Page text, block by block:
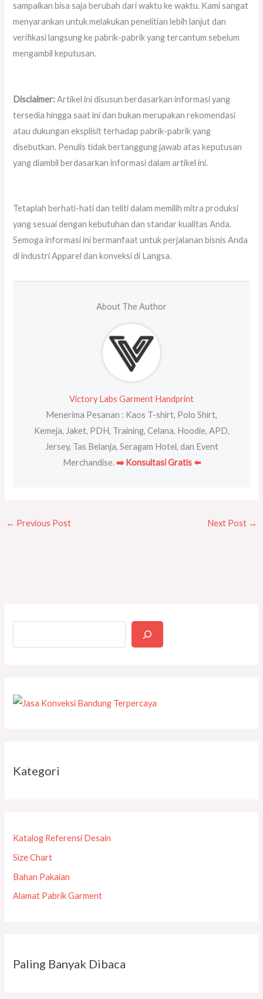
sampaikan bisa saja berubah dari waktu ke waktu. Kami sangat
menyarankan untuk melakukan penelitian lebih lanjut dan
verifikasi langsung ke pabrik-pabrik yang tercantum sebelum
mengambil keputusan.
Disclaimer:Artikel ini disusun berdasarkan informasi yang
tersedia hingga saat ini dan bukan merupakan rekomendasi
atau dukungan eksplisit terhadap pabrik-pabrik yang
disebutkan. Penulis tidak bertanggung jawab atas keputusan
yang diambil berdasarkan informasi dalam artikel ini.
Tetaplah berhati-hati dan teliti dalam memilih mitra produksi
yang sesuai dengan kebutuhan dan standar kualitas Anda.
Semoga informasi ini bermanfaat untuk perjalanan bisnis Anda
di industri Apparel dan konveksi di Langsa.
About The Author
Victory Labs Garment Handprint
Menerima Pesanan : Kaos T-shirt, Polo Shirt,
Kemeja, Jaket, PDH, Training, Celana, Hoodie, APD,
Jersey, Tas Belanja, Seragam Hotel, dan Event
Merchandise.➡️ Konsultasi Gratis ⬅️
← Previous Post Next Post →
Kategori
Katalog Referensi Desain
Size Chart
Bahan Pakaian
Alamat Pabrik Garment
Paling Banyak Dibaca